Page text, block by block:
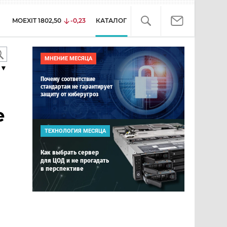
MOEXIT 1802,50 -0,23 КАТАЛОГ
МНЕНИЕ МЕСЯЦА
Почему соответствие
стандартам не гарантирует
защиту от киберугроз
ТЕХНОЛОГИЯ МЕСЯЦА
Как выбрать сервер
для ЦОД и не прогадать
в перспективе